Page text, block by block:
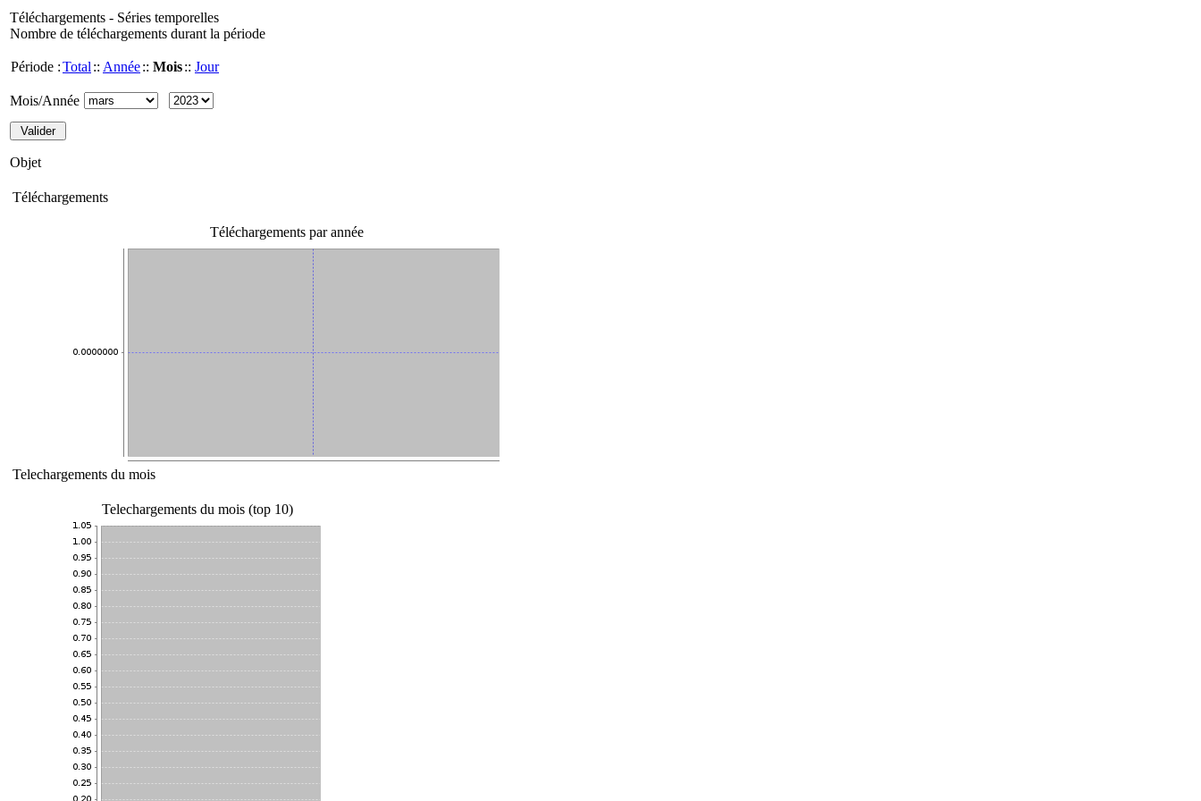
Téléchargements - Séries temporelles
Nombre de téléchargements durant la période
Période :Total :: Année:: Mois:: Jour
Mois/Année
Objet
Téléchargements
Téléchargements par année
Telechargements du mois
Telechargements du mois (top 10)